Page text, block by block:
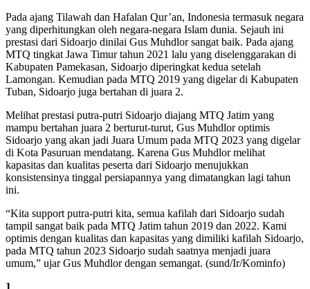
Pada ajang Tilawah dan Hafalan Qur’an, Indonesia termasuk negara
yang diperhitungkan oleh negara-negara Islam dunia. Sejauh ini
prestasi dari Sidoarjo dinilai Gus Muhdlor sangat baik. Pada ajang
MTQ tingkat Jawa Timur tahun 2021 lalu yang diselenggarakan di
Kabupaten Pamekasan, Sidoarjo diperingkat kedua setelah
Lamongan. Kemudian pada MTQ 2019 yang digelar di Kabupaten
Tuban, Sidoarjo juga bertahan di juara 2.
Melihat prestasi putra-putri Sidoarjo diajang MTQ Jatim yang
mampu bertahan juara 2 berturut-turut, Gus Muhdlor optimis
Sidoarjo yang akan jadi Juara Umum pada MTQ 2023 yang digelar
di Kota Pasuruan mendatang. Karena Gus Muhdlor melihat
kapasitas dan kualitas peserta dari Sidoarjo menujukkan
konsistensinya tinggal persiapannya yang dimatangkan lagi tahun
ini.
“Kita support putra-putri kita, semua kafilah dari Sidoarjo sudah
tampil sangat baik pada MTQ Jatim tahun 2019 dan 2022. Kami
optimis dengan kualitas dan kapasitas yang dimiliki kafilah Sidoarjo,
pada MTQ tahun 2023 Sidoarjo sudah saatnya menjadi juara
umum,” ujar Gus Muhdlor dengan semangat. (sund/Ir/Kominfo)
1